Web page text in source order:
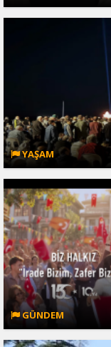
YAŞAM
GÜNDEM